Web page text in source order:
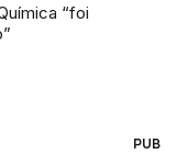
“foi
PUB